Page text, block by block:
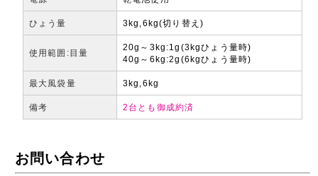
ひょう量 3kg,6kg(切り替え)
使用範囲:目量
20g～3kg:1g(3kgひょう量時)
40g～6kg:2g(6kgひょう量時)
最大風袋量 3kg,6kg
備考 2台とも御成約済
お問い合わせ